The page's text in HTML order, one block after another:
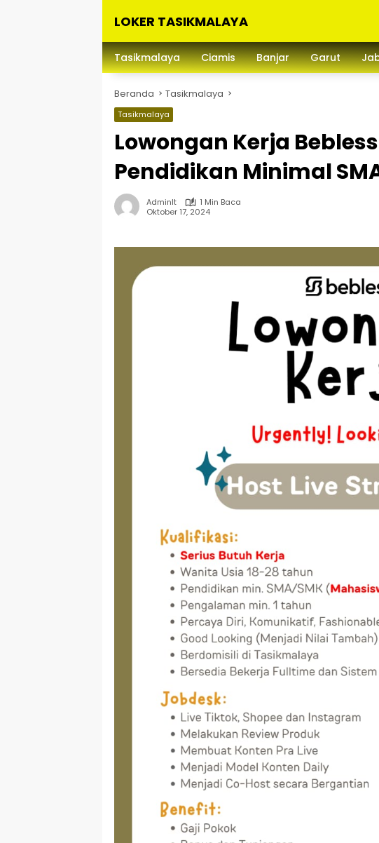
LOKER TASIKMALAYA
Lowongan
Kerja
dan
Sekitarna
Tasikmalaya Ciamis Banjar Garut
Beranda Tasikmalaya
Tasikmalaya
Lowongan Kerja
Pendidikan Minimal
Adminlt
1 Min Baca
Oktober 17, 2024